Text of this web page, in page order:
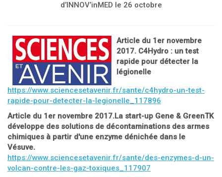
d’INNOV’inMED le 26 octobre
Article du 1er novembre
2017. C4Hydro : un test
rapide pour détecter la
légionelle
https://www.sciencesetavenir.fr/sante/c4hydro-un-test-
rapide-pour-detecter-la-legionelle_117896
Article du 1er novembre 2017.La start-up Gene & GreenTK
développe des solutions de décontaminations des armes
chimiques à partir d'une enzyme dénichée dans le
Vésuve.
https://www.sciencesetavenir.fr/sante/des-enzymes-d-un-
volcan-contre-les-gaz-toxiques_117907